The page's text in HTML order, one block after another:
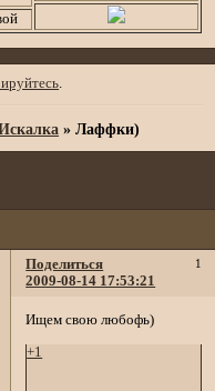
.
»Лаффки)
Поделиться 1
2009-08-14 17:53:21
Ищем свою любофь)
+1